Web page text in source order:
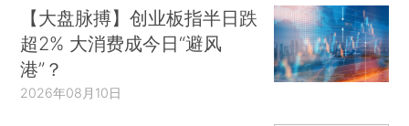
【大盘脉搏】创业板指半日跌
超2% 大消费成今日“避风
港”？
2026年08月10日